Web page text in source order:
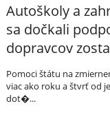
Autoškoly a
sa dočkali
dopravcov
Pomoci štátu na
viac ako roku a štvrť od
dot�...